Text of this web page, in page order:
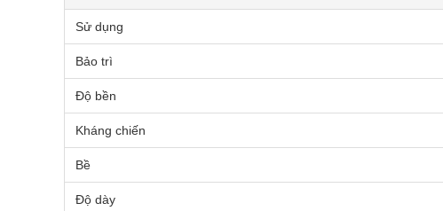
Sử dụng
Bảo trì
Độ bền
Kháng chiến
Bề
Độ dày